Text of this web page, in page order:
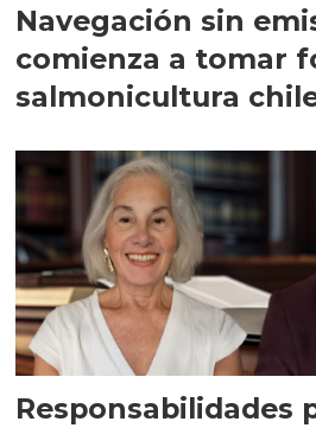
Navegación sin
comienza a tomar
salmonicultura
Responsabilidades